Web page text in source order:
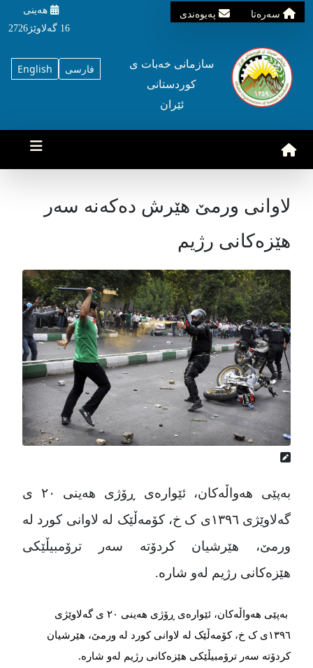
سه‌ره‌تا په‌یوه‌ندی
هه‌ینی
16 گه‌لاوێژ2726
English فارسی
سازمانی خه‌بات ی
کوردستانی
ئێران
لاوانی ورمێ هێرش دەکەنە سەر
هێزەکانی رژیم
بەپێی هەواڵەکان، ئێوارەی ڕۆژی هەینی ٢٠ ی
گەلاوێژی ١٣٩٦ی ک خ، کۆمەڵێک لە لاوانی کورد لە
ورمێ، هێرشیان کردۆتە سەر ترۆمبیڵێکی
هێزەکانی رژیم لەو شارە.
بەپێی هەواڵەکان، ئێوارەی ڕۆژی هەینی ٢٠ ی گەلاوێژی
١٣٩٦ی ک خ، کۆمەڵێک لە لاوانی کورد لە ورمێ، هێرشیان
کردۆتە سەر ترۆمبیڵێکی هێزەکانی رژیم لەو شارە.